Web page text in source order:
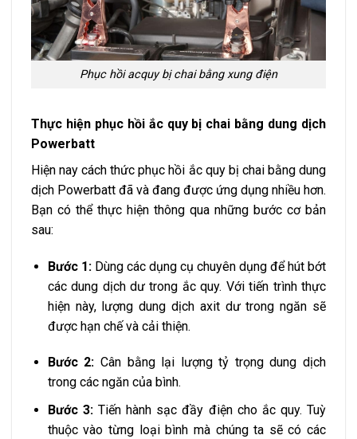
Phục hồi acquy bị chai bằng xung điện
Thực hiện phục hồi ắc quy bị chai bằng dung dịch
Powerbatt
Hiện nay cách thức phục hồi ắc quy bị chai bằng dung
dịch Powerbatt đã và đang được ứng dụng nhiều hơn.
Bạn có thể thực hiện thông qua những bước cơ bản
sau:
Bước 1:Dùng các dụng cụ chuyên dụng để hút bớt
các dung dịch dư trong ắc quy. Với tiến trình thực
hiện này, lượng dung dịch axit dư trong ngăn sẽ
được hạn chế và cải thiện.
Bước 2: Cân bằng lại lượng tỷ trọng dung dịch
trong các ngăn của bình.
Bước 3:Tiến hành sạc đầy điện cho ắc quy. Tuỳ
thuộc vào từng loại bình mà chúng ta sẽ có các